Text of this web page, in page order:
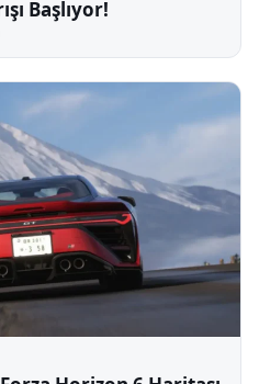
Başlıyor!